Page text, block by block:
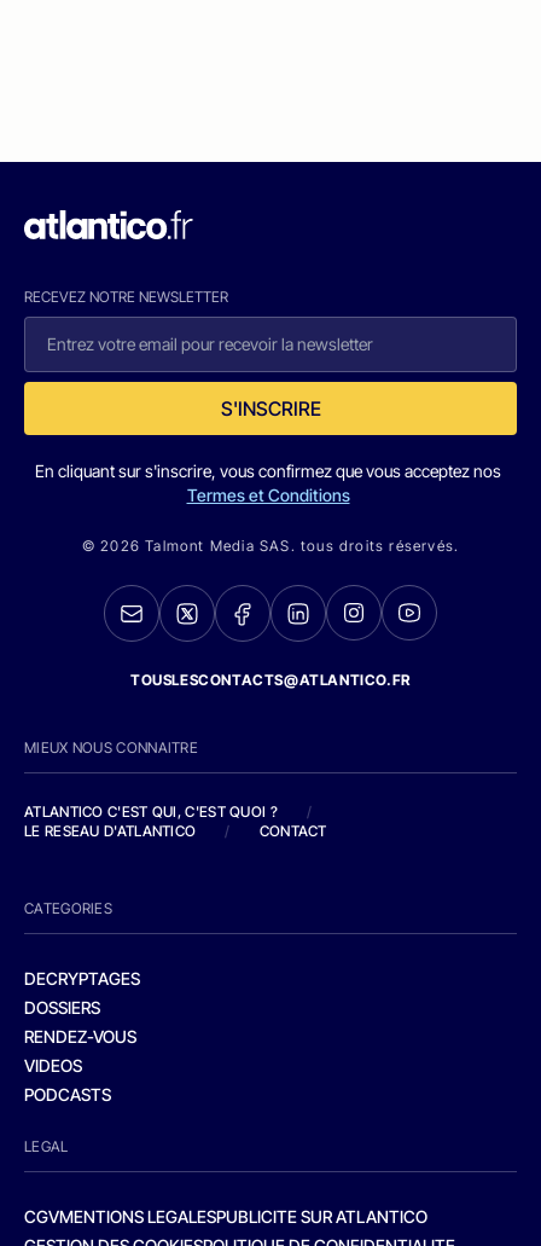
RECEVEZ NOTRE NEWSLETTER
S'INSCRIRE
En cliquant sur s'inscrire, vous confirmez que vous acceptez nos
Termes et Conditions
© 2026 Talmont Media SAS. tous droits réservés.
TOUSLESCONTACTS@ATLANTICO.FR
MIEUX NOUS CONNAITRE
ATLANTICO C'EST QUI, C'EST QUOI ?
/
LE RESEAU D'ATLANTICO
/ CONTACT
CATEGORIES
DECRYPTAGES
DOSSIERS
RENDEZ-VOUS
VIDEOS
PODCASTS
LEGAL
CGVMENTIONS LEGALESPUBLICITE SUR ATLANTICO